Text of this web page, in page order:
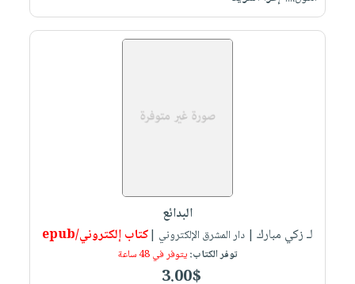
البدائع
لـ زكي مبارك | دار المشرق الإلكتروني |كتاب إلكتروني/epub
توفر الكتاب:يتوفر في 48 ساعة
3.00$